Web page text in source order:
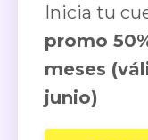
Inicia tu
promo
meses
junio)